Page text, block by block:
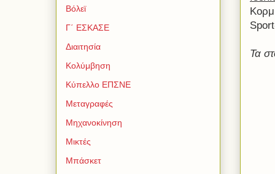
Sport
Τα
Βόλεϊ
Γ΄ ΕΣΚΑΣΕ
Διαιτησία
Κολύμβηση
Κύπελλο ΕΠΣΝΕ
Μεταγραφές
Μηχανοκίνηση
Μικτές
Μπάσκετ